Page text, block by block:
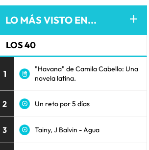
LO MÁS VISTO EN...
LOS 40
1
"Havana" de Camila Cabello: Una
novela latina.
2 Un reto por 5 días
3 Tainy, J Balvin - Agua